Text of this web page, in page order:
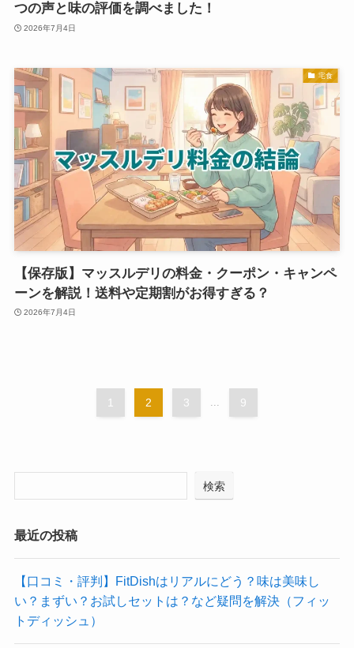
つの声と味の評価を調べました！
2026年7月4日
宅食
【保存版】マッスルデリの料金・クーポン・キャンペ
ーンを解説！送料や定期割がお得すぎる？
2026年7月4日
1 2 3 9
検索
最近の投稿
【口コミ・評判】FitDishはリアルにどう？味は美味し
い？まずい？お試しセットは？など疑問を解決（フィッ
トディッシュ）